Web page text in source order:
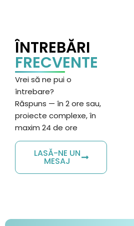
ÎNTREBĂRI
FRECVENTE
Vreisă ne pui o
întrebare?
Răspuns — în 2 ore sau,
proiecte complexe, în
maxim 24 de ore
LASĂ-NE UN
MESAJ